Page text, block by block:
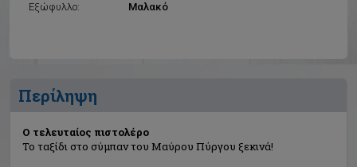
Εξώφυλλο:
Μαλακό
Περίληψη
Ο τελευταίος πιστολέρο
To ταξίδι στο σύμπαν του Μαύρου Πύργου ξεκινά!